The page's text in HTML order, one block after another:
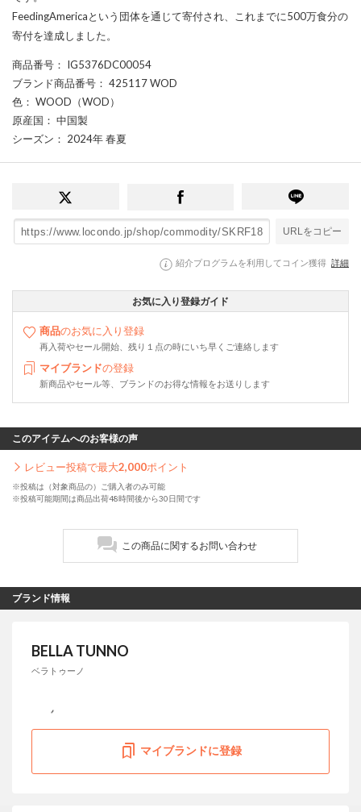
FeedingAmericaという団体を通じて寄付され、これまでに500万食分の
寄付を達成しました。
商品番号 ： IG5376DC00054
ブランド商品番号 ： 425117 WOD
色 ： WOOD（WOD）
原産国 ： 中国製
シーズン ： 2024年 春夏
URLをコピー
紹介プログラムを利用してコイン獲得 詳細
お気に入り登録ガイド
商品のお気に入り登録
再入荷やセール開始、残り１点の時にいち早くご連絡します
マイブランドの登録
新商品やセール等、ブランドのお得な情報をお送りします
このアイテムへのお客様の声
レビュー投稿で最大2,000ポイント
※投稿は（対象商品の）ご購入者のみ可能
※投稿可能期間は商品出荷48時間後から30日間です
この商品に関するお問い合わせ
ブランド情報
BELLA TUNNO
ベラトゥーノ
マイブランドに登録